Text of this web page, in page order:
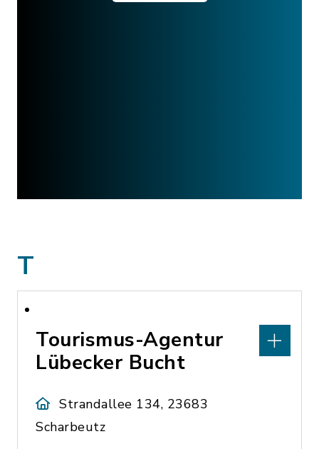
T
Tourismus-Agentur
Lübecker Bucht
Strandallee 134, 23683
Scharbeutz